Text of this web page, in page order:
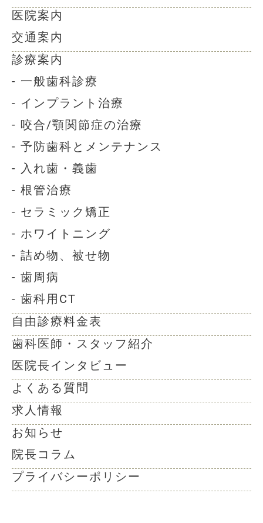
医院案内
交通案内
診療案内
- 一般歯科診療
- インプラント治療
- 咬合/顎関節症の治療
- 予防歯科とメンテナンス
- 入れ歯・義歯
- 根管治療
- セラミック矯正
- ホワイトニング
- 詰め物、被せ物
- 歯周病
- 歯科用CT
自由診療料金表
歯科医師・スタッフ紹介
医院長インタビュー
よくある質問
求人情報
お知らせ
院長コラム
プライバシーポリシー